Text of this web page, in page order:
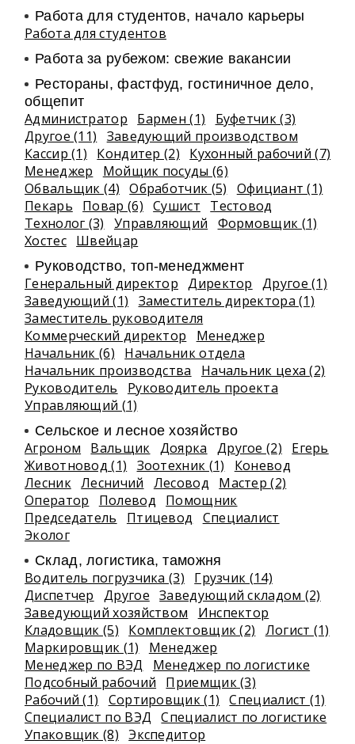
Работа для студентов, начало карьеры
Работа для студентов
Работа за рубежом: свежие вакансии
Рестораны, фастфуд, гостиничное дело,
общепит
Администратор Бармен (1)
Буфетчик (3)
Другое (11)
Заведующий производством
Кассир (1)
Кондитер (2)
Кухонный рабочий (7)
Менеджер
Мойщик посуды (6)
Обвальщик (4)
Обработчик (5)
Официант (1)
Пекарь
Повар (6) Сушист
Тестовод
Технолог (3)
Управляющий
Формовщик (1)
Хостес Швейцар
Руководство, топ-менеджмент
Генеральный директор Директор
Другое (1)
Заведующий (1)
Заместитель директора (1)
Заместитель руководителя
Коммерческий директор
Менеджер
Начальник (6)
Начальник отдела
Начальник производства
Начальник цеха (2)
Руководитель
Руководитель проекта
Управляющий (1)
Сельское и лесное хозяйство
Агроном Вальщик Доярка Другое (2)
Егерь
Животновод (1)
Зоотехник (1)
Коневод
Лесник Лесничий Лесовод
Мастер (2)
Оператор
Полевод
Помощник
Председатель
Птицевод
Специалист
Эколог
Склад, логистика, таможня
Водитель погрузчика (3)
Грузчик (14)
Диспетчер
Другое Заведующий складом (2)
Заведующий хозяйством
Инспектор
Кладовщик (5)
Комплектовщик (2)
Логист (1)
Маркировщик (1)
Менеджер
Менеджер по ВЭД
Менеджер по логистике
Подсобный рабочий
Приемщик (3)
Рабочий (1)
Сортировщик (1)
Специалист (1)
Специалист по ВЭД
Специалист по логистике
Упаковщик (8)
Экспедитор